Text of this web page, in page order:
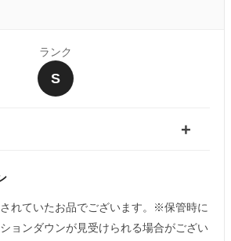
ランク
S
れていたお品でございます。※保管時に
ョンダウンが見受けられる場合がござい